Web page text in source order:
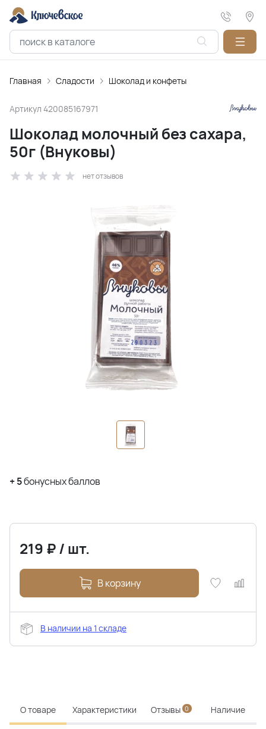
Главная Сладости Шоколад и конфеты
Артикул 420085167971
Шоколад молочный без сахара,
50г (Внуковы)
нет отзывов
+5бонусных баллов
219 ₽/ шт.
В корзину
В наличии на 1 складе
О товаре Характеристики Отзывы 0 Наличие